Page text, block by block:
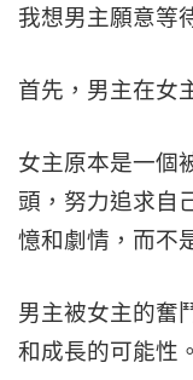
我想男主願意等
首先，男主在女
女主原本是一個
頭，努力追求自
憶和劇情，而不
男主被女主的奮
和成長的可能性。